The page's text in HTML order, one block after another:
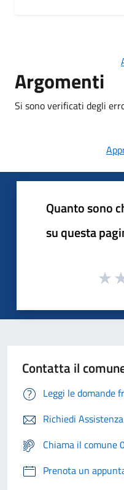
Argomenti
Si sono verificati degli
Quanto sono
su questa
Contatta il
Leggi le domande
Richiedi Assistenza
Chiama il comune
Prenota un